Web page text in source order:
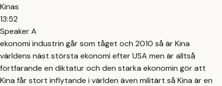
Kinas
13:52
Speaker A
ekonomi industrin går som tåget och 2010 så är Kina
världens näst största ekonomi efter USA men är alltså
fortfarande en diktatur och den starka ekonomin gör att
Kina får stort inflytande i världen även militärt så Kina är en